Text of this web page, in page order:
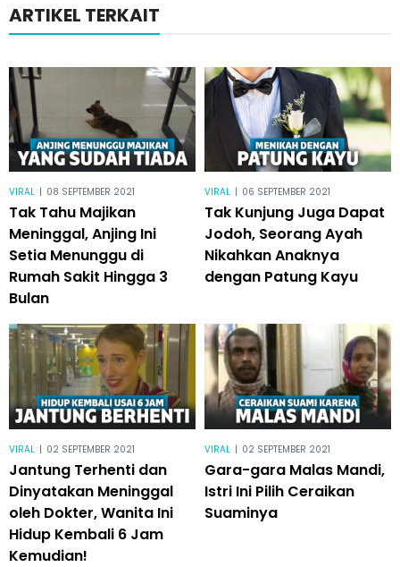
ARTIKEL TERKAIT
VIRAL | 08 SEPTEMBER 2021
Tak Tahu Majikan
Meninggal, Anjing Ini
Setia Menunggu di
Rumah Sakit Hingga 3
Bulan
VIRAL | 06 SEPTEMBER 2021
Tak Kunjung Juga Dapat
Jodoh, Seorang Ayah
Nikahkan Anaknya
dengan Patung Kayu
VIRAL | 02 SEPTEMBER 2021
Jantung Terhenti dan
Dinyatakan Meninggal
oleh Dokter, Wanita Ini
Hidup Kembali 6 Jam
Kemudian!
VIRAL | 02 SEPTEMBER 2021
Gara-gara Malas Mandi,
Istri Ini Pilih Ceraikan
Suaminya